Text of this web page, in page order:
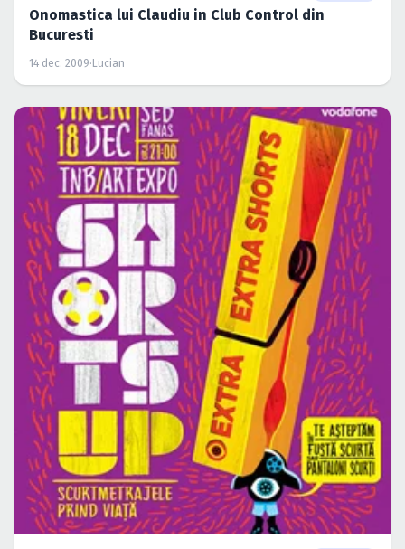
Onomastica lui Claudiu in Club Control din
Bucuresti
14 dec. 2009· Lucian